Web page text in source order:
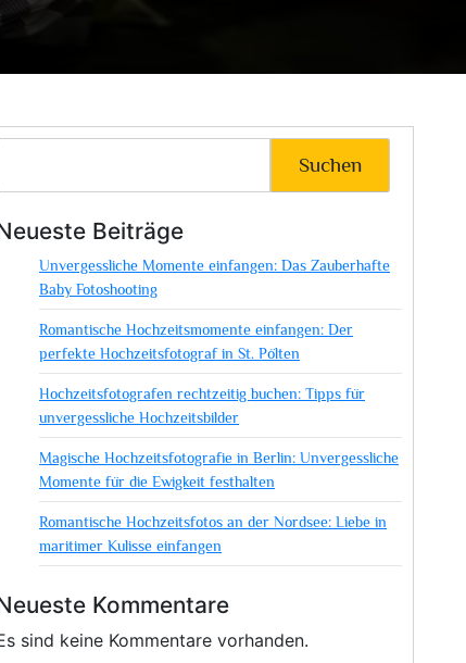
Suchen
Beiträge
Unvergessliche Momente einfangen: Das Zauberhafte
Baby Fotoshooting
Romantische Hochzeitsmomente einfangen: Der
perfekte Hochzeitsfotograf in St. Pölten
Hochzeitsfotografen rechtzeitig buchen: Tipps für
unvergessliche Hochzeitsbilder
Magische Hochzeitsfotografie in Berlin: Unvergessliche
Momente für die Ewigkeit festhalten
Romantische Hochzeitsfotos an der Nordsee: Liebe in
maritimer Kulisse einfangen
Kommentare
sind keine Kommentare vorhanden.